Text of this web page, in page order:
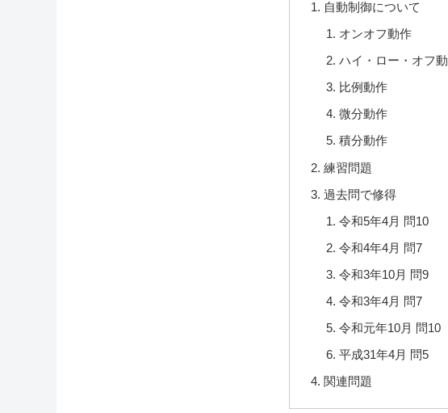
自動制御について
オンオフ動作
ハイ・ロー・オフ
比例動作
微分動作
積分動作
練習問題
過去問で修得
令和5年4月 問10
令和4年4月 問7
令和3年10月 問9
令和3年4月 問7
令和元年10月 問10
平成31年4月 問5
関連問題